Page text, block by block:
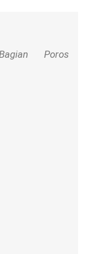
Poros